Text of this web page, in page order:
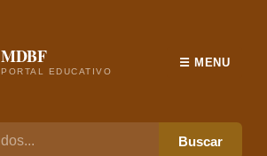
MDBF
PORTAL EDUCATIVO
Buscar
☰ MENU